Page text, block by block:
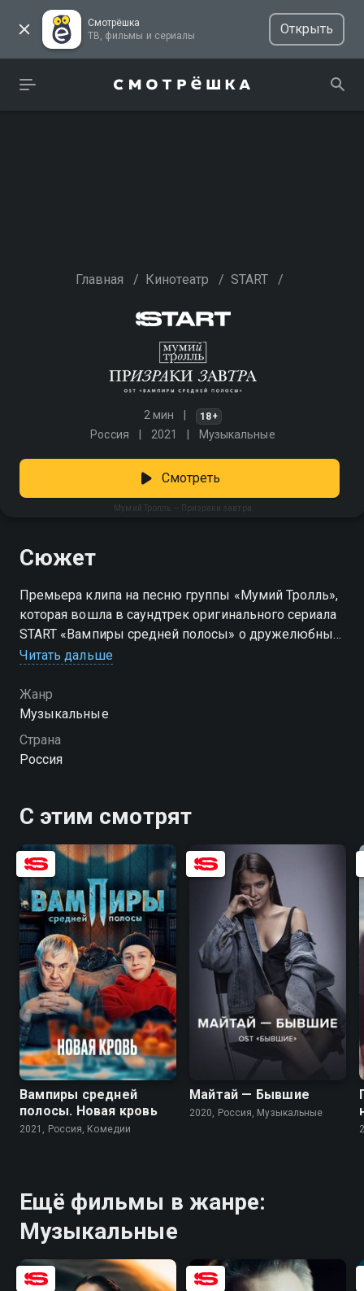
Смотрёшка
ТВ, фильмы и сериалы
Открыть
Главная / Кинотеатр / START /
2 мин 18+
Россия 2021 Музыкальные
Мумий Тролль — Призраки завтра
Смотреть
Сюжет
Премьера клипа на песню группы «Мумий Тролль»,
которая вошла в саундтрек оригинального сериала
START «Вампиры средней полосы» о дружелюбных
вампирах из Смоленска.
Читать дальше
Жанр
Музыкальные
Страна
Россия
С этим смотрят
Вампиры средней
полосы. Новая кровь
2021, Россия, Комедии
Майтай — Бывшие
2020, Россия, Музыкальные
Ещё фильмы в жанре:
Музыкальные